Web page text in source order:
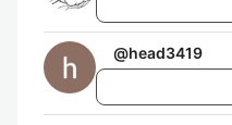
@head3419